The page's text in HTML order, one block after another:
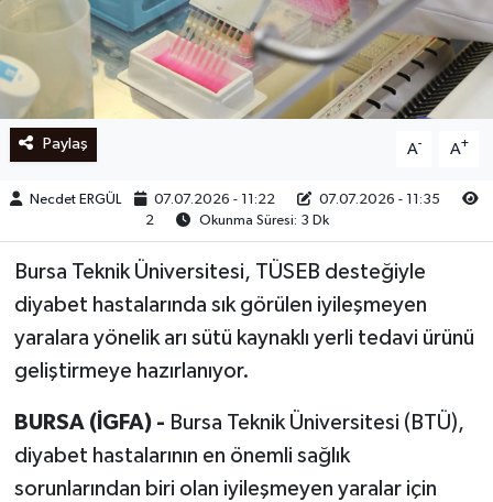
Paylaş A- A+
Necdet ERGÜL 07.07.2026 - 11:22
07.07.2026 - 11:35
2
Okunma Süresi: 3 Dk
Bursa Teknik Üniversitesi, TÜSEB desteğiyle
diyabet hastalarında sık görülen iyileşmeyen
yaralara yönelik arı sütü kaynaklı yerli tedavi ürünü
geliştirmeye hazırlanıyor.
BURSA (İGFA) - Bursa Teknik Üniversitesi (BTÜ),
diyabet hastalarının en önemli sağlık
sorunlarından biri olan iyileşmeyen yaralar için
Ege
İletişim
Künye
Yerel